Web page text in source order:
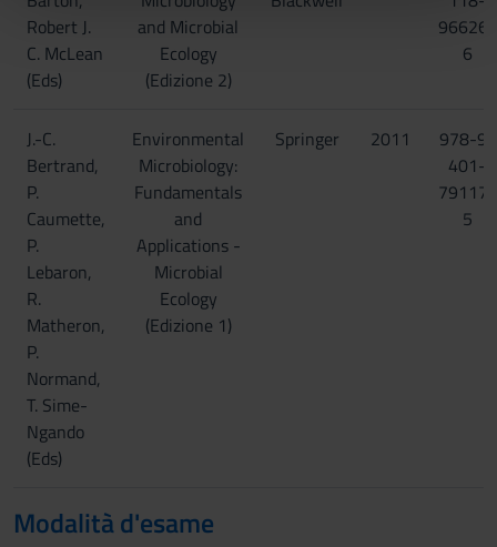
pubblicità e social media, i quali potrebbero combinarle
con altre informazioni che hai fornito loro o che hanno
raccolto dal tuo utilizzo dei loro servizi.
Robert J.
C. McLean
(Eds)
and Microbial
Ecology
(Edizione 2)
96626-
6
J.-C.
Bertrand,
P.
Caumette,
P.
Lebaron,
R.
Matheron,
P.
Normand,
T. Sime-
Ngando
(Eds)
Environmental
Microbiology:
Fundamentals
and
Applications -
Microbial
Ecology
(Edizione 1)
Springer 2011
978-9-
401-
79117-
5
Modalità d'esame